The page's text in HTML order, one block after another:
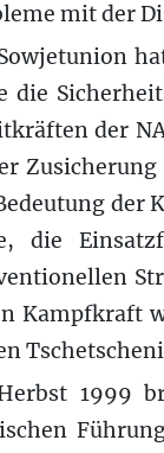
mit der
die
der
der
die
Kampfkraft
1999